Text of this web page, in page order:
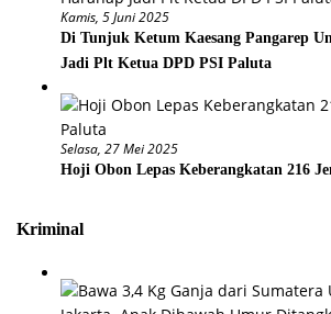
Kamis, 5 Juni 2025
Di Tunjuk Ketum Kaesang Pangarep
Jadi Plt Ketua DPD PSI Paluta
Selasa, 27 Mei 2025
Hoji Obon Lepas Keberangkatan 216
Kriminal